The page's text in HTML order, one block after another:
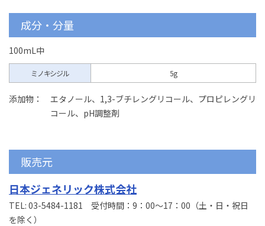
成分・分量
100mL中
ミノキシジル 5g
添加物：
エタノール、1,3-ブチレングリコール、プロピレングリ
コール、pH調整剤
販売元
日本ジェネリック株式会社
TEL: 03-5484-1181 受付時間：9：00～17：00（土・日・祝日
を除く）